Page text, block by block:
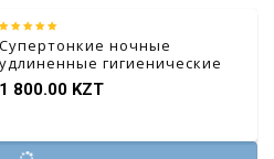
Супертонкие ночные
удлиненные гигиенические
прокладки из чистого
хлопка 4 шт.*400 мм
1 800.00 KZT